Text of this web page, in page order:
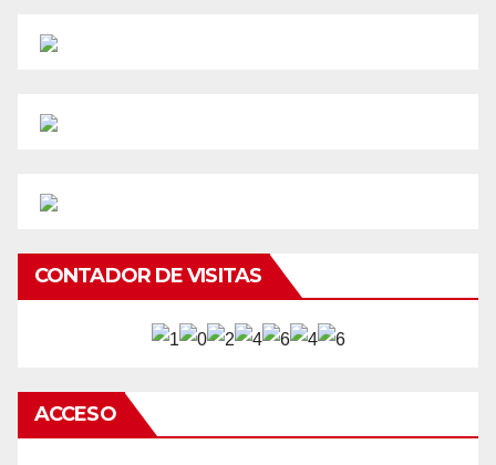
CONTADOR DE VISITAS
ACCESO